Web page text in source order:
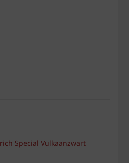
Special Vulkaanzwart